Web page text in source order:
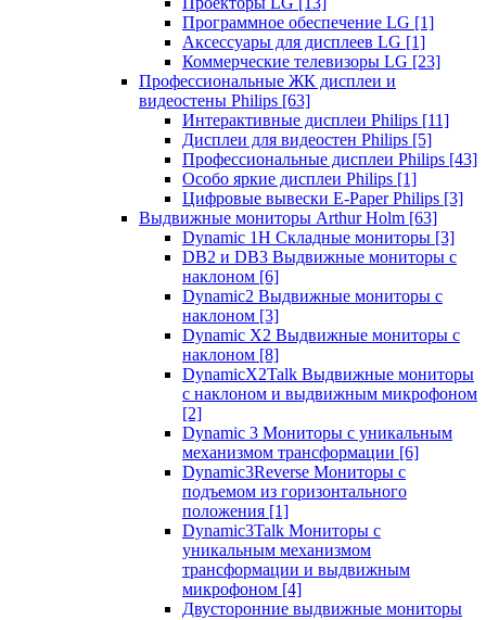
Программное обеспечение LG [1]
Аксессуары для дисплеев LG [1]
Коммерческие телевизоры LG [23]
Профессиональные ЖК дисплеи и
видеостены Philips [63]
Интерактивные дисплеи Philips [11]
Дисплеи для видеостен Philips [5]
Профессиональные дисплеи Philips [43]
Особо яркие дисплеи Philips [1]
Цифровые вывески E-Paper Philips [3]
Выдвижные мониторы Arthur Holm [63]
Dynamic 1Н Складные мониторы [3]
DB2 и DB3 Выдвижные мониторы с
наклоном [6]
Dynamic2 Выдвижные мониторы с
наклоном [3]
Dynamic X2 Выдвижные мониторы с
наклоном [8]
DynamicX2Talk Выдвижные мониторы
с наклоном и выдвижным микрофоном
[2]
Dynamic 3 Мониторы с уникальным
механизмом трансформации [6]
Dynamic3Reverse Мониторы с
подъемом из горизонтального
положения [1]
Dynamic3Talk Мониторы с
уникальным механизмом
трансформации и выдвижным
микрофоном [4]
Двусторонние выдвижные мониторы